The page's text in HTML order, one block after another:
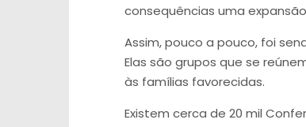
consequências uma
Assim, pouco a pouco, foi
Elas são grupos que se
às famílias favorecidas.
Existem cerca de 20 mil